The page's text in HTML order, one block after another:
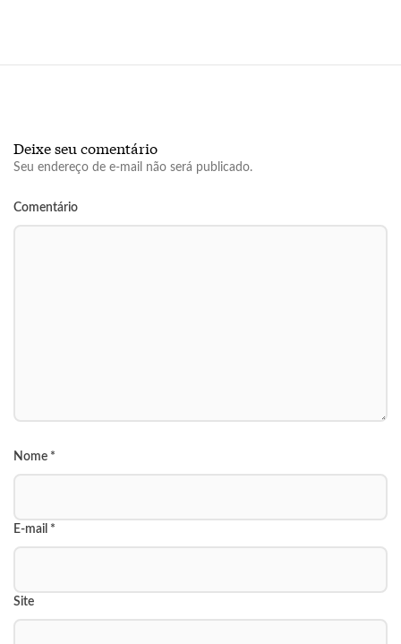
Deixe seu comentário
Seu endereço de e-mail não será publicado.
Comentário
Nome *
E-mail *
Site